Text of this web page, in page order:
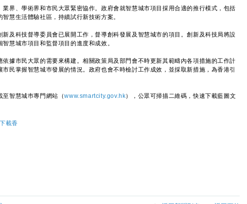
、學術界和市民大眾緊密協作。政府會就智慧城市項目採用合適的推行模式，包括
慧生活體驗社區，持續試行新技術方案。
科技督導委員會已展開工作，督導創科發展及智慧城市的項目。創新及科技局將設
慧城市項目和監督項目的進度和成效。
市民大眾的需要來構建。相關政策局及部門會不時更新其範疇內各項措施的工作計
民掌握智慧城巿發展的情況。政府也會不時檢討工作成效，並採取新措施，為香港引
智慧城巿專門網站（www.smartcity.gov.hk），公眾可掃描二維碼，快速下載藍圖文